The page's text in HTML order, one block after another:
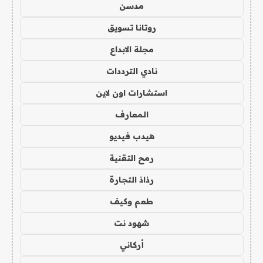
مدسن
روتانا تسويق
مجلة الابداع
نادي الترددات
استشارات اون لاين
المعارف
هيدب فيديو
رمح التقنية
رذاذ التجارة
طعم وكيف
شهود نت
أركاني